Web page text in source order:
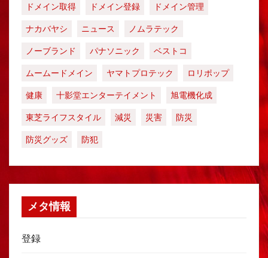
ドメイン取得
ドメイン登録
ドメイン管理
ナカバヤシ
ニュース
ノムラテック
ノーブランド
パナソニック
ベストコ
ムームードメイン
ヤマトプロテック
ロリポップ
健康
十影堂エンターテイメント
旭電機化成
東芝ライフスタイル
減災 災害
防災
防災グッズ
防犯
メタ情報
登録